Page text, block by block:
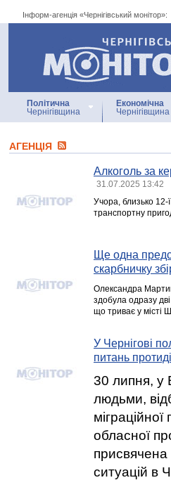
Інформ-агенція «Чернігівський монітор»:
Інформ-агенція
«Чернігівський
Політична
Чернігівщина
Економічна
Чернігівщина
АГЕНЦIЯ
Алкоголь за
31.07.2025 13:42
Учора, близько
транспортну
Ще одна
скарбничку
Олександра
здобула одразу
що триває у місті
У Чернігові
питань
30 липня, у
людьми,
обласної
присвячена
ситуацій в